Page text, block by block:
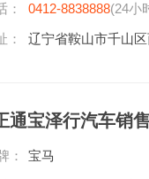
0412-8838888(24小
辽宁省鞍山市千山
通宝泽行汽车销
：
宝马